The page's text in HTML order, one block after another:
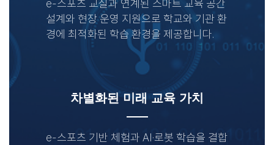
e-스포츠 교실과 연계된 스마트 교육 공간
설계와 현장 운영 지원으로 학교와 기관 환
경에 최적화된 학습 환경을 제공합니다.
차별화된 미래 교육 가치
e-스포츠 기반 체험과 AI·로봇 학습을 결합